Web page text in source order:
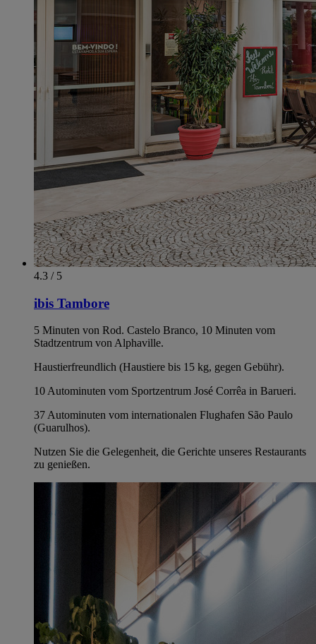
4.3 / 5
ibis Tambore
5 Minuten von Rod. Castelo Branco, 10 Minuten vom
Stadtzentrum von Alphaville.
Haustierfreundlich (Haustiere bis 15 kg, gegen Gebühr).
10 Autominuten vom Sportzentrum José Corrêa in Barueri.
37 Autominuten vom internationalen Flughafen São Paulo
(Guarulhos).
Nutzen Sie die Gelegenheit, die Gerichte unseres Restaurants
zu genießen.